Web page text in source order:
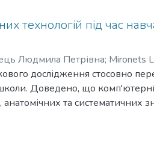
термінами, вміли їх
– наукове
можуть засвоїти ще один
щодо функціонування
загальний огляд основних
побудова навчального
мислення учнів у
технологій під час
Людмила Петрівна; Mironets
дослідження стосовно
школи. Доведено, що
та